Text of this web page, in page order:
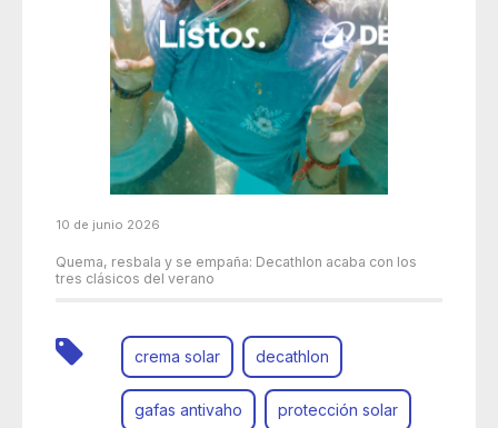
10 de junio 2026
Quema, resbala y se empaña: Decathlon acaba con los
tres clásicos del verano
crema solar decathlon
gafas antivaho protección solar